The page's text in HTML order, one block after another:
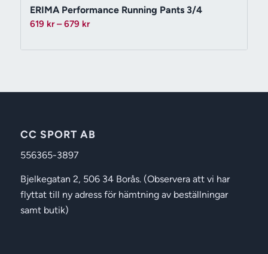
ERIMA Performance Running Pants 3/4
619 kr – 679 krPrisintervall:
till
CC SPORT AB
556365-3897
Bjelkegatan 2, 506 34 Borås. (Observera att vi har
flyttat till ny adress för hämtning av beställningar
samt butik)